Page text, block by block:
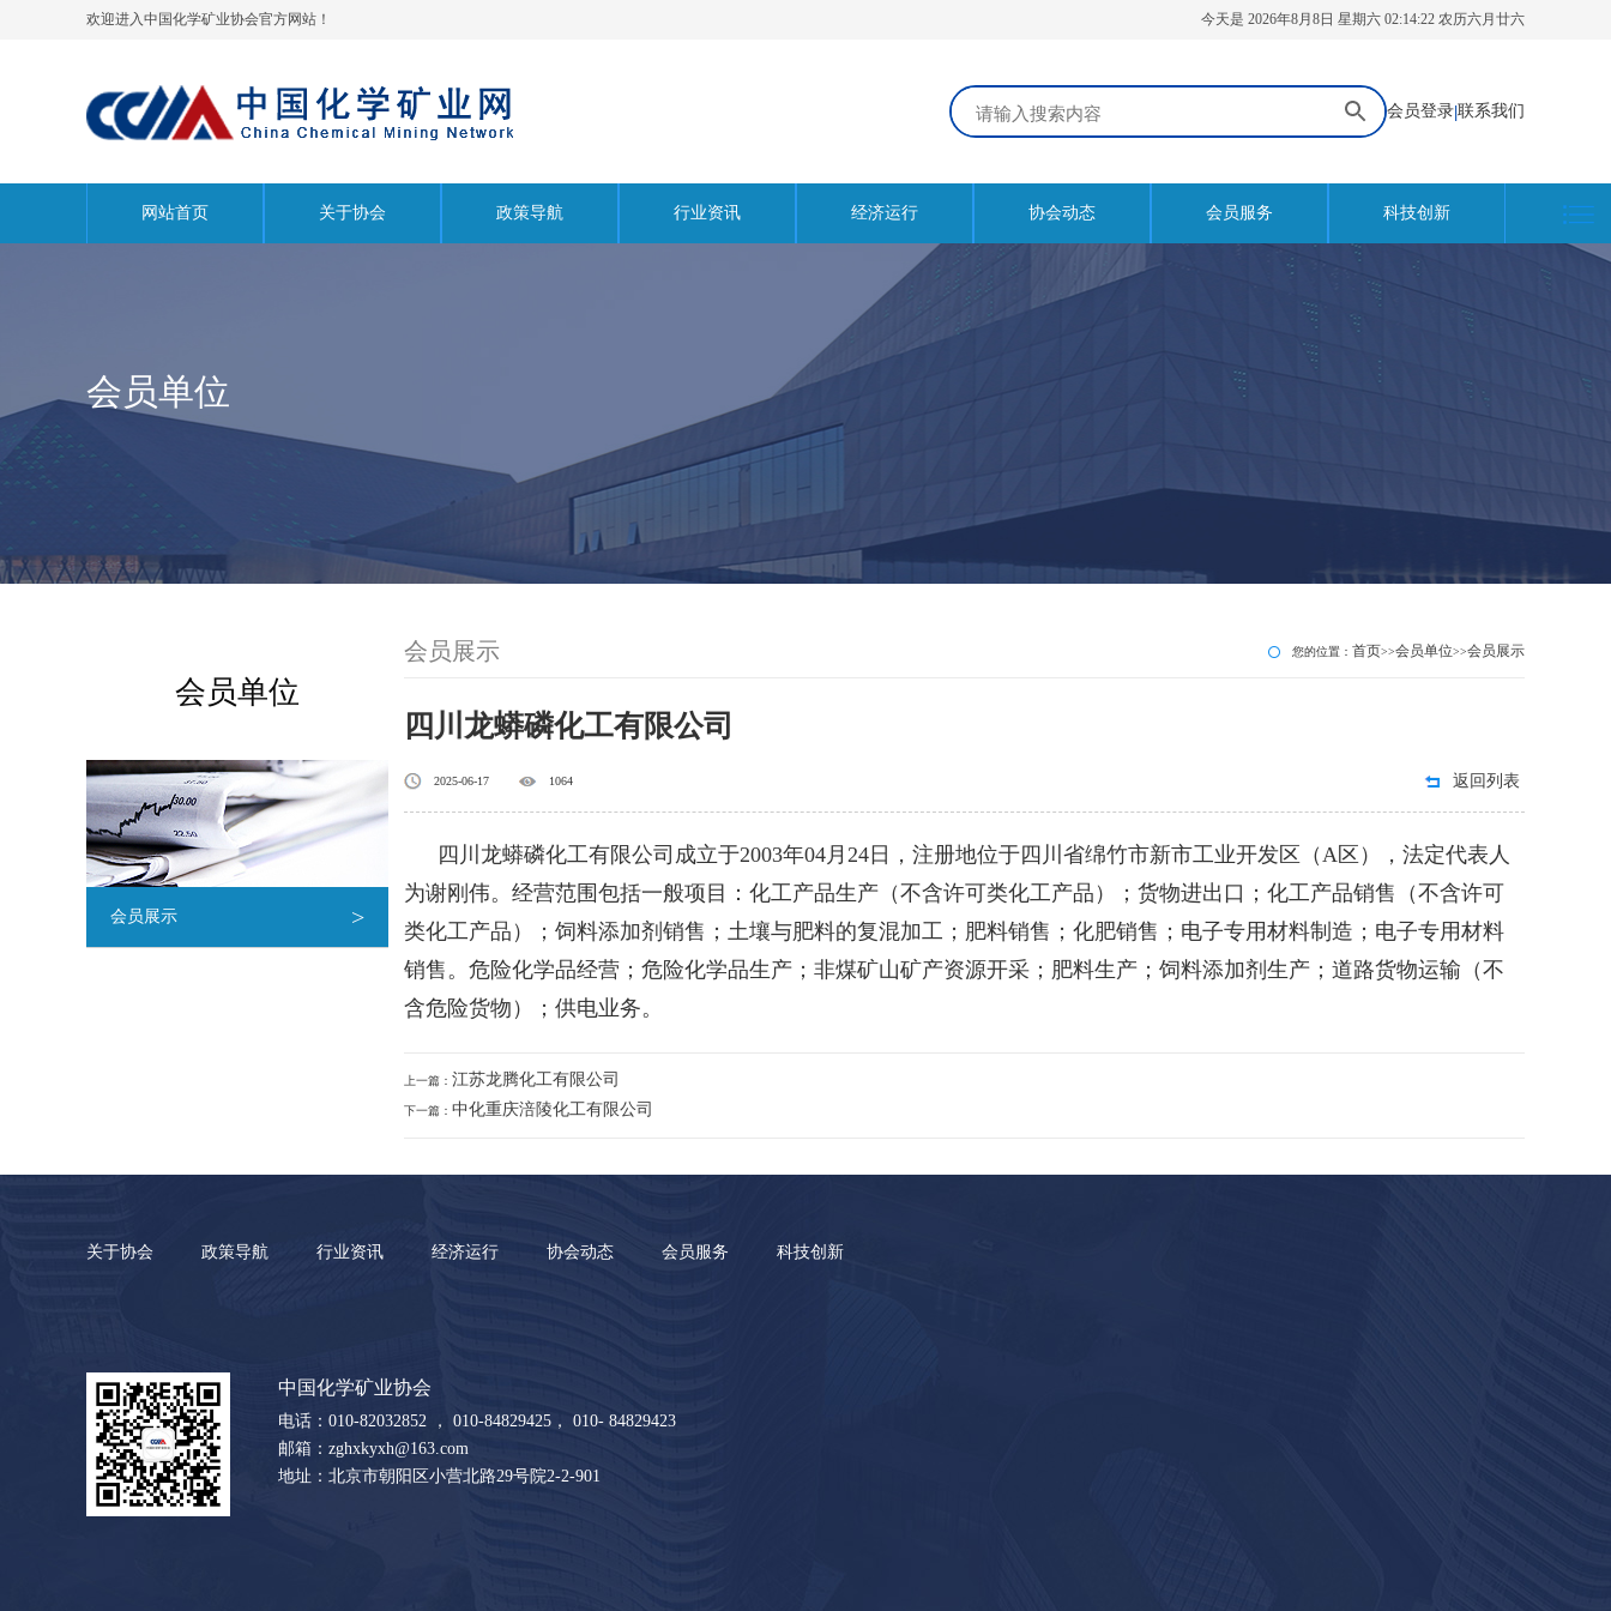
欢迎进入中国化学矿业协会官方网站！ 今天是 2026年8月8日 星期六 02:14:23 农历六月廿六
会员登录|联系我们
网站首页 关于协会 政策导航 行业资讯 经济运行 协会动态 会员服务 科技创新
会员单位
会员单位
会员展示 >
会员展示 您的位置： 首页>>会员单位>>会员展示
四川龙蟒磷化工有限公司
2025-06-17 1064 返回列表
四川龙蟒磷化工有限公司成立于2003年04月24日，注册地位于四川省绵竹市新市工业开发区（A区），法定代表人
为谢刚伟。经营范围包括一般项目：化工产品生产（不含许可类化工产品）；货物进出口；化工产品销售（不含许可
类化工产品）；饲料添加剂销售；土壤与肥料的复混加工；肥料销售；化肥销售；电子专用材料制造；电子专用材料
销售。危险化学品经营；危险化学品生产；非煤矿山矿产资源开采；肥料生产；饲料添加剂生产；道路货物运输（不
含危险货物）；供电业务。
上一篇： 江苏龙腾化工有限公司
下一篇： 中化重庆涪陵化工有限公司
关于协会 政策导航 行业资讯 经济运行 协会动态 会员服务 科技创新
中国化学矿业协会
电话：010-82032852 ， 010-84829425， 010- 84829423
邮箱：zghxkyxh@163.com
地址：北京市朝阳区小营北路29号院2-2-901